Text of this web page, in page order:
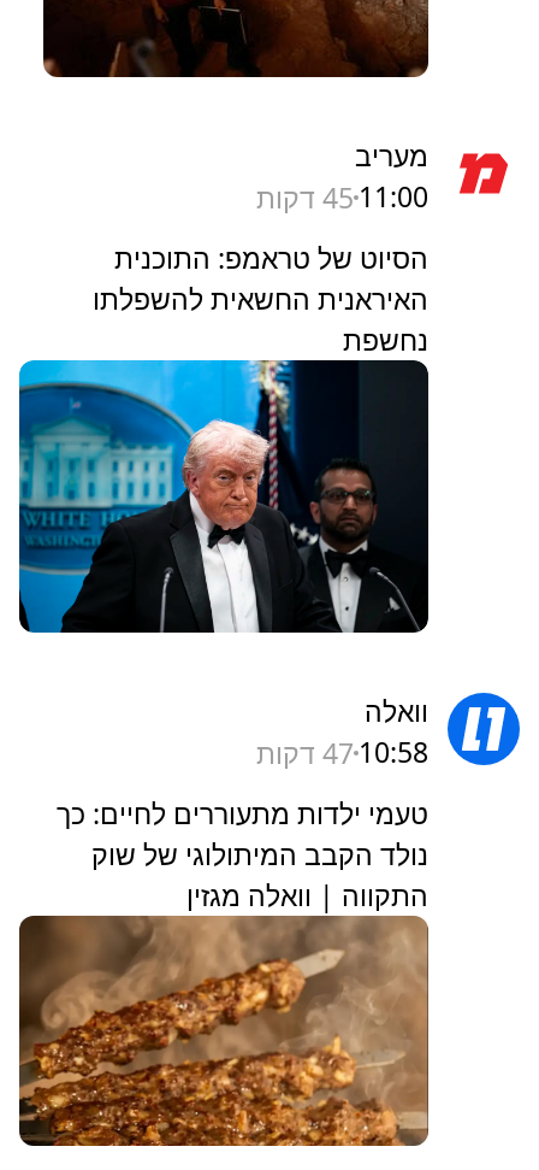
מעריב
11:00 45 דקות
הסיוט של טראמפ: התוכנית
האיראנית החשאית להשפלתו
נחשפת
וואלה
10:58 47 דקות
טעמי ילדות מתעוררים לחיים: כך
נולד הקבב המיתולוגי של שוק
התקווה | וואלה מגזין